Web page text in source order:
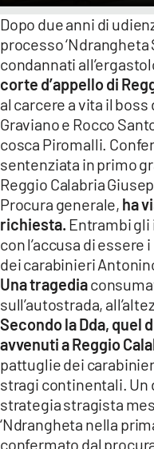
ILREGGINO.IT
COSENZACHANNEL.IT
ILVIBONESE.IT
CATANZAROCHANNEL.IT
LACAPITALENEWS.IT
App
ANDROID
APPLE
Dopo due anni di
processo
condannati
corte d’appello di
al carcere a vita il
Graviano e Rocco
cosca Piromalli.
sentenziata in primo
Reggio Calabria
Procura generale, ha
richiesta. Entrambi
con l’accusa di
dei carabinieri
Una tragedia
sull’autostrada,
Secondo la Dda, quel
avvenuti a Reggio
pattuglie dei
stragi continentali. Un
strategia stragista
‘Ndrangheta nella
confermato dal